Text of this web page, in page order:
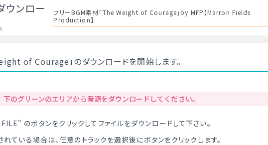
ウンロー
フリーBGM素材「The Weight of Courage」by MFP【Marron Fields
Production】
of Courage」のダウンロードを開始します。
のグリーンのエリアから音源をダウンロードしてください。
のボタンをクリックしてファイルをダウンロードして下さい。
ている場合は、任意のトラックを選択後にボタンをクリックします。